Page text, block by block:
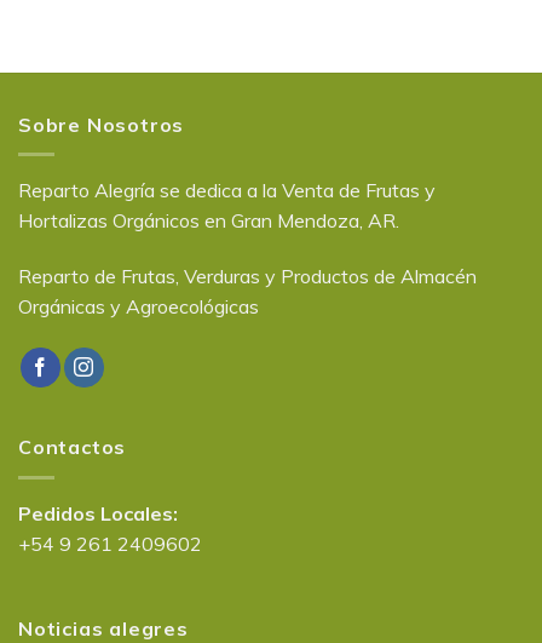
Sobre Nosotros
Reparto Alegría se dedica a la Venta de Frutas y
Hortalizas Orgánicos en Gran Mendoza, AR.
Reparto de Frutas, Verduras y Productos de Almacén
Orgánicas y Agroecológicas
Contactos
Pedidos Locales:
+54 9 261 2409602
Noticias alegres